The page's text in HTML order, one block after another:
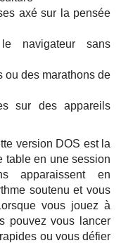
axé sur la pensée
navigateur sans
ou des marathons de
sur des appareils
version DOS est la
table en une session
apparaissent en
soutenu et vous
vous jouez à
pouvez vous lancer
ou vous défier